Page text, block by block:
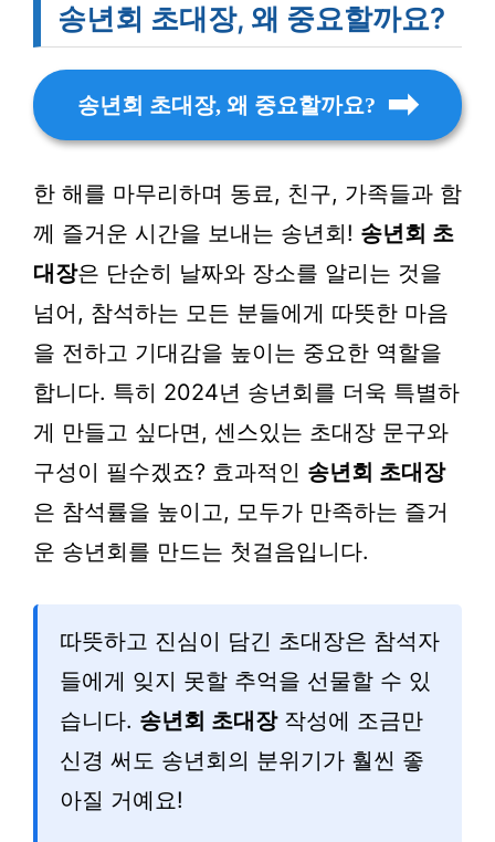
송년회 초대장, 왜 중요할까요?
송년회 초대장, 왜 중요할까요?
한 해를 마무리하며 동료, 친구, 가족들과 함
께 즐거운 시간을 보내는 송년회! 송년회 초
대장은 단순히 날짜와 장소를 알리는 것을
넘어, 참석하는 모든 분들에게 따뜻한 마음
을 전하고 기대감을 높이는 중요한 역할을
합니다. 특히 2024년 송년회를 더욱 특별하
게 만들고 싶다면, 센스있는 초대장 문구와
구성이 필수겠죠? 효과적인 송년회 초대장
은 참석률을 높이고, 모두가 만족하는 즐거
운 송년회를 만드는 첫걸음입니다.
따뜻하고 진심이 담긴 초대장은 참석자
들에게 잊지 못할 추억을 선물할 수 있
습니다. 송년회 초대장작성에 조금만
신경 써도 송년회의 분위기가 훨씬 좋
아질 거예요!